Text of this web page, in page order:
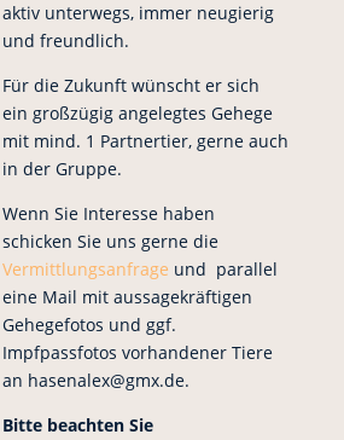
aktiv unterwegs, immer neugierig
und freundlich.
Für die Zukunft wünscht er sich
ein großzügig angelegtes Gehege
mit mind. 1 Partnertier, gerne auch
in der Gruppe.
Wenn Sie Interesse haben
schicken Sie uns gerne die
Vermittlungsanfrage und parallel
eine Mail mit aussagekräftigen
Gehegefotos und ggf.
Impfpassfotos vorhandener Tiere
an hasenalex@gmx.de.
Bitte beachten Sie